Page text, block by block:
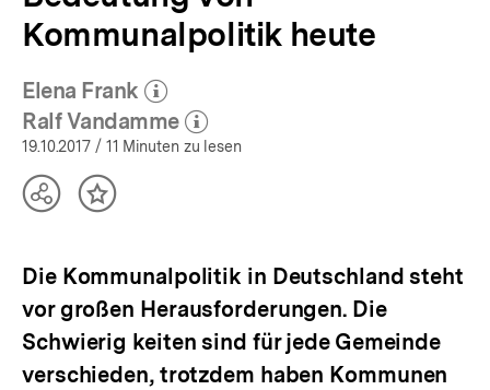
Kommunalpolitik heute
Elena Frank
(Mehr zum Autor)
öffnen
Ralf Vandamme
(Mehr zum Autor)
öffnen
19.10.2017 / 11 Minuten zu lesen
TeilenInhalt
Die Kommunalpolitik in Deutschland steht
vor großen Herausforderungen. Die
Schwierig keiten sind für jede Gemeinde
verschieden, trotzdem haben Kommunen